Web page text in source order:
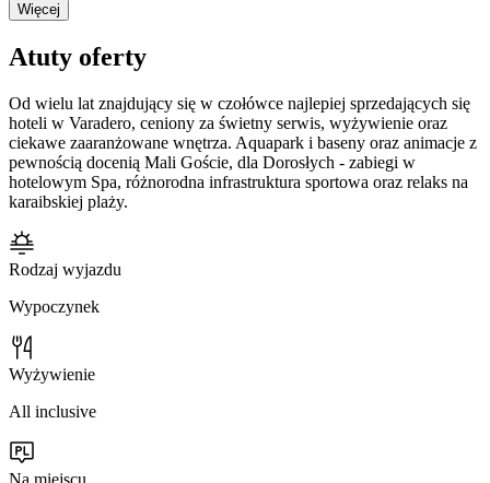
Więcej
Atuty oferty
Od wielu lat znajdujący się w czołówce najlepiej sprzedających się
hoteli w Varadero, ceniony za świetny serwis, wyżywienie oraz
ciekawe zaaranżowane wnętrza. Aquapark i baseny oraz animacje z
pewnością docenią Mali Goście, dla Dorosłych - zabiegi w
hotelowym Spa, różnorodna infrastruktura sportowa oraz relaks na
karaibskiej plaży.
Rodzaj wyjazdu
Wypoczynek
Wyżywienie
All inclusive
Na miejscu